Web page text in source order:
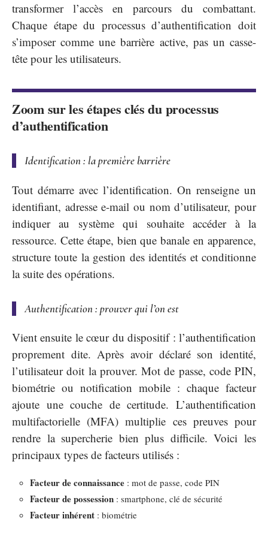
transformer l’accès en parcours du combattant.
Chaque étape du processus d’authentification doit
s’imposer comme une barrière active, pas un casse-
tête pour les utilisateurs.
Zoom sur les étapes clés du processus
d’authentification
Identification : la première barrière
Tout démarre avec l’identification. On renseigne un
identifiant, adresse e-mail ou nom d’utilisateur, pour
indiquer au système qui souhaite accéder à la
ressource. Cette étape, bien que banale en apparence,
structure toute la gestion des identités et conditionne
la suite des opérations.
Authentification : prouver qui l’on est
Vient ensuite le cœur du dispositif : l’authentification
proprement dite. Après avoir déclaré son identité,
l’utilisateur doit la prouver. Mot de passe, code PIN,
biométrie ou notification mobile : chaque facteur
ajoute une couche de certitude. L’authentification
multifactorielle (MFA) multiplie ces preuves pour
rendre la supercherie bien plus difficile. Voici les
principaux types de facteurs utilisés :
Facteur de connaissance : mot de passe, code PIN
Facteur de possession : smartphone, clé de sécurité
Facteur inhérent : biométrie